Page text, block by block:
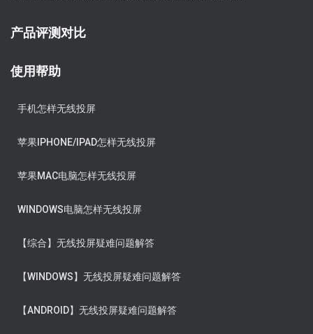
产品评测对比
使用帮助
手机怎样无线投屏
苹果IPHONE/IPAD怎样无线投屏
苹果MAC电脑怎样无线投屏
WINDOWS电脑怎样无线投屏
【综合】无线投屏疑难问题解答
【WINDOWS】无线投屏疑难问题解答
【ANDROID】无线投屏疑难问题解答